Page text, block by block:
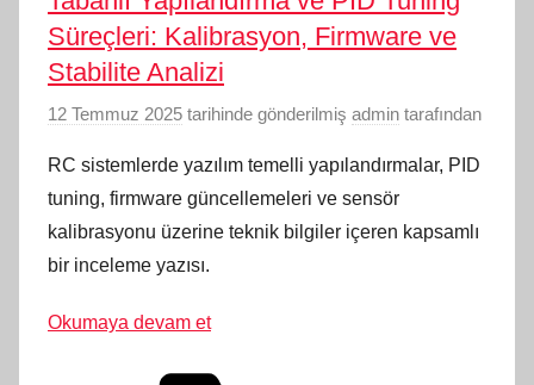
Süreçleri: Kalibrasyon, Firmware ve
Stabilite Analizi
12 Temmuz 2025 tarihinde gönderilmiş admin tarafından
RC sistemlerde yazılım temelli yapılandırmalar, PID
tuning, firmware güncellemeleri ve sensör
kalibrasyonu üzerine teknik bilgiler içeren kapsamlı
bir inceleme yazısı.
Okumaya devam et